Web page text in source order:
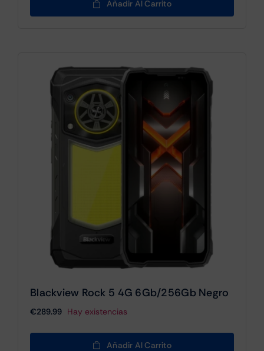
Añadir Al Carrito
Blackview Rock 5 4G 6Gb/256Gb Negro
€289.99 Hay existencias
Añadir Al Carrito